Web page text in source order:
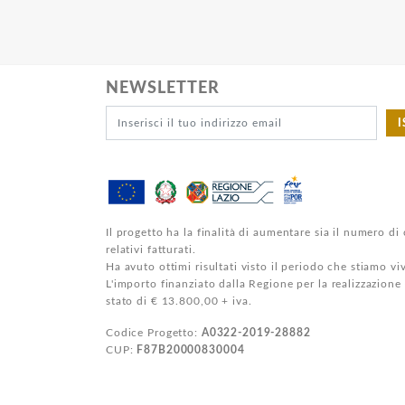
NEWSLETTER
Il progetto ha la finalità di aumentare sia il numero di
relativi fatturati.
Ha avuto ottimi risultati visto il periodo che stiamo
L'importo finanziato dalla Regione per la
stato di € 13.800,00 + iva.
Codice Progetto: A0322-2019-28882
CUP: F87B20000830004